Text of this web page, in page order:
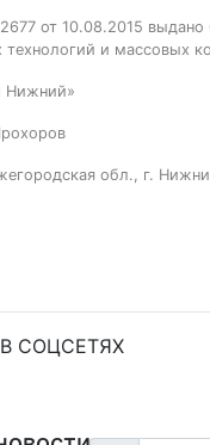
от 10.08.2015
и массовых
обл., г.
СОЦСЕТЯХ